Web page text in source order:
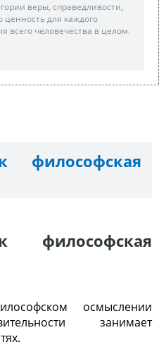
веры, справедливости,
ценность для каждого
всего человечества в целом.
философская
философская
осмыслении
занимает